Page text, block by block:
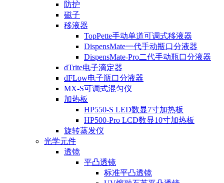
防护
磁子
移液器
TopPette手动单道可调式移液器
DispensMate一代手动瓶口分液器
DispensMate-Pro二代手动瓶口分液器
dTrite电子滴定器
dFLow电子瓶口分液器
MX-S可调式混匀仪
加热板
HP550-S LED数显7寸加热板
HP500-Pro LCD数显10寸加热板
旋转蒸发仪
光学元件
透镜
平凸透镜
标准平凸透镜